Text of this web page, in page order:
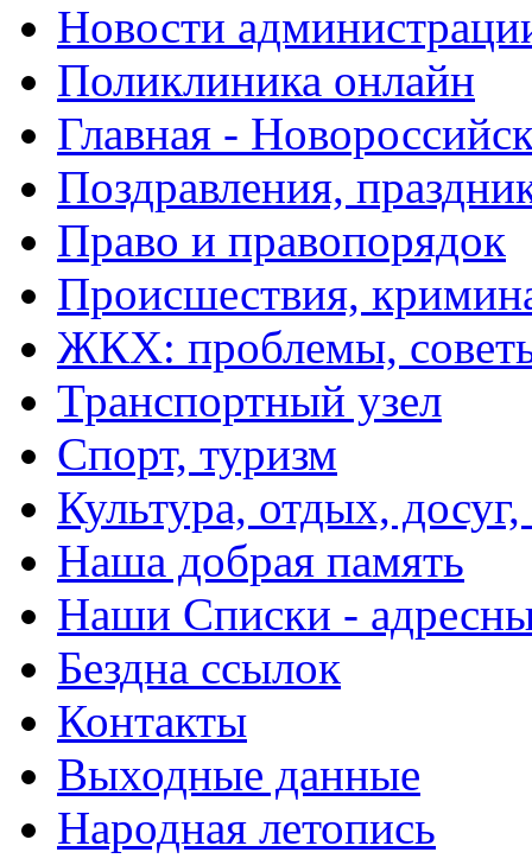
Новости
Поликлиника онлайн
Главная -
Поздравления,
Право и правопорядок
Происшествия,
ЖКХ: проблемы,
Транспортный узел
Спорт, туризм
Культура, отдых,
Наша добрая память
Наши Списки -
Бездна ссылок
Контакты
Выходные данные
Народная летопись